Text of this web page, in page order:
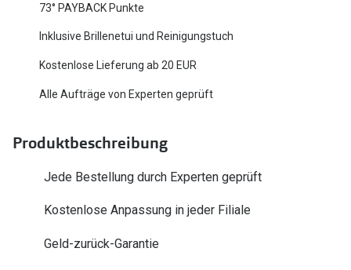
Ray-Ban Meta
Oakley Meta
Glaspakete
Glasveredelungen
Brillenglas Typen
73° PAYBACK Punkte
Inklusive Brillenetui und Reinigungstuch
Kostenlose Lieferung ab 20 EUR
Alle Aufträge von Experten geprüft
Produktbeschreibung
Jede Bestellung durch Experten geprüft
Kostenlose Anpassung in jeder Filiale
Geld-zurück-Garantie